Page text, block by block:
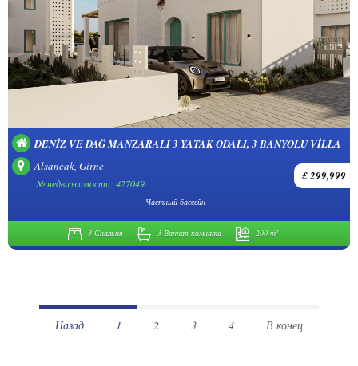
DENIZ VE DAĞ MANZARALI 3 YATAK ODALI, 3 BANYOLU VILLA
Alsancak, Girne
£ 299,999
№ недвижимости: 427049
Частный бассейн
3 Спальня 3 Ванная комната 200 m²
Назад 1 2 3 4 В конец